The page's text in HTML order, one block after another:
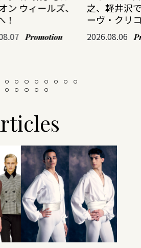
ン ウィールズ、
！
Promotion
之、軽井沢
ーヴ・クリ
2026.08.06